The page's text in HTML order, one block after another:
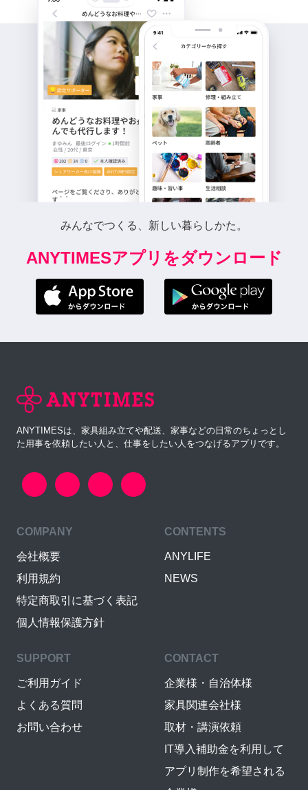
みんなでつくる、新しい暮らしかた。
ANYTIMESアプリをダウンロード
ANYTIMESは、家具組み立てや配送、家事などの日常のちょっとし
た用事を依頼したい人と、仕事をしたい人をつなげるアプリです。
COMPANY
会社概要
利用規約
特定商取引に基づく表記
個人情報保護方針
CONTENTS
ANYLIFE
NEWS
SUPPORT
ご利用ガイド
よくある質問
お問い合わせ
CONTACT
企業様・自治体様
家具関連会社様
取材・講演依頼
IT導入補助金を利用して
アプリ制作を希望される